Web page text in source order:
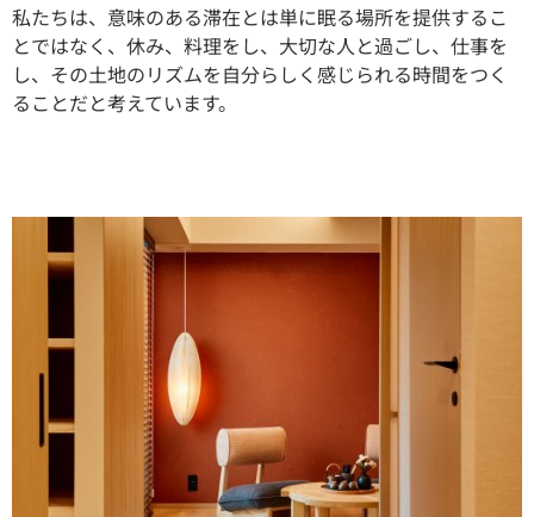
私たちは、意味のある滞在とは単に眠る場所を提供するこ
とではなく、休み、料理をし、大切な人と過ごし、仕事を
し、その土地のリズムを自分らしく感じられる時間をつく
ることだと考えています。